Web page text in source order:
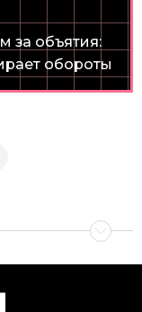
за объятия:
обороты